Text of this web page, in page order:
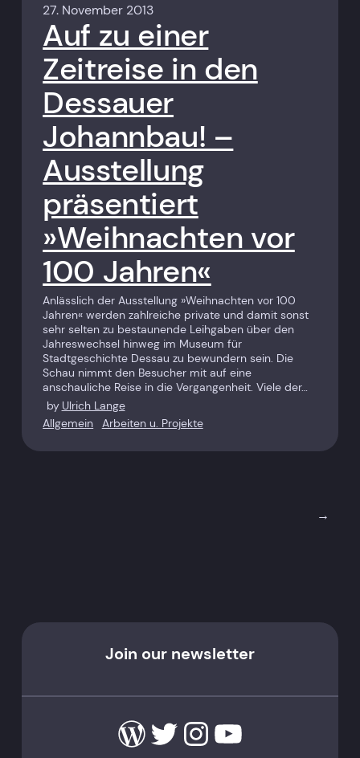
27. November 2013
Auf zu einer
Zeitreise in den
Dessauer
Johannbau! –
Ausstellung
präsentiert
»Weihnachten vor
100 Jahren«
Anlässlich der Ausstellung »Weihnachten vor 100
Jahren« werden zahlreiche private und damit sonst
sehr selten zu bestaunende Leihgaben über den
Jahreswechsel hinweg im Museum für
Stadtgeschichte Dessau zu bewundern sein. Die
Schau nimmt den Besucher mit auf eine
anschauliche Reise in die Vergangenheit. Viele der…
by Ulrich Lange
Allgemein
Arbeiten u. Projekte
→
Join our newsletter
WordPress
TwitterInstagram
YouTube